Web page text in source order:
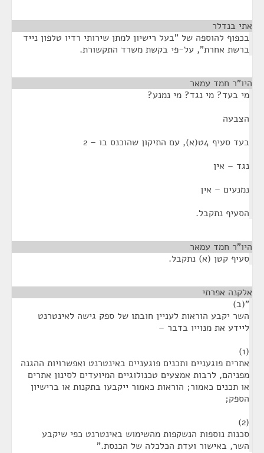
אתי בנדלר
בכפוף להוספה של "בעל רישיון למתן שירותי רדיו טלפון נייד
ברשת אחרת", על-פי בקשת משרד התקשורת.
היו"ר חמד עמאר
מי בעד? מי נגד? מי נמנע?
הצבעה
בעד סעיף 4ט(א), עם התיקון שהוכנס בו – 2
נגד – אין
נמנעים – אין
הסעיף נתקבל.
היו"ר חמד עמאר
סעיף קטן (א) נתקבל.
אלקנה אפרתי
"(ב)
השר יקבע הוראות לעניין חובתו של ספק גישה לאינטרנט
ליידע את מנוייו בדבר –
(1)
אתרים פוגעניים ותכנים פוגעניים באינטרנט ואפשרויות ההגנה
מפניהם, לרבות אמצעים טכנולוגיים המיועדים לסינון אתרים
או תכנים כאמור; הוראות כאמור ייקבעו בתקנות או ברישיון
הספק;
(2)
סכנות נוספות הנשקפות מהשימוש באינטרנט כפי שיקבע
השר, באישור ועדת הכלכלה של הכנסת."